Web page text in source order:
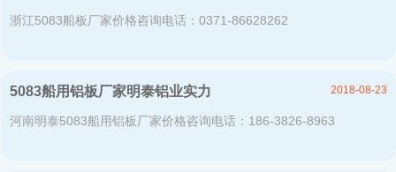
浙江5083船板厂家价格咨询电话：0371-86628262
5083船用铝板厂家明泰铝业实力
河南明泰5083船用铝板厂家价格咨询电话：186-3826-8963
2018-08-23